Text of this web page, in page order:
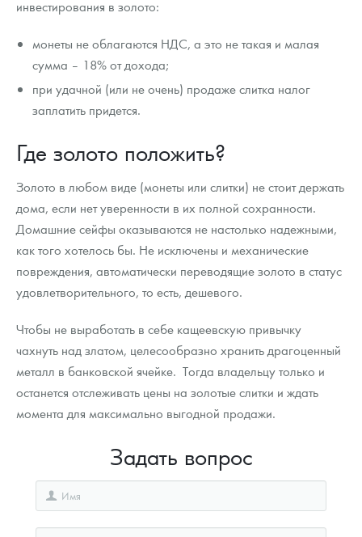
инвестирования в золото:
монеты не облагаются НДС, а это не такая и малая
сумма – 18% от дохода;
при удачной (или не очень) продаже слитка налог
заплатить придется.
Где золото положить?
Золото в любом виде (монеты или слитки) не стоит держать
дома, если нет уверенности в их полной сохранности.
Домашние сейфы оказываются не настолько надежными,
как того хотелось бы. Не исключены и механические
повреждения, автоматически переводящие золото в статус
удовлетворительного, то есть, дешевого.
Чтобы не выработать в себе кащеевскую привычку
чахнуть над златом, целесообразно хранить драгоценный
металл в банковской ячейке. Тогда владельцу только и
останется отслеживать цены на золотые слитки и ждать
момента для максимально выгодной продажи.
Задать вопрос